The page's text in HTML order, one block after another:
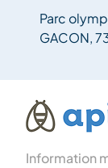
Parc
GACON,
Information